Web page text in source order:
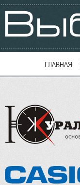
ГЛАВНАЯ